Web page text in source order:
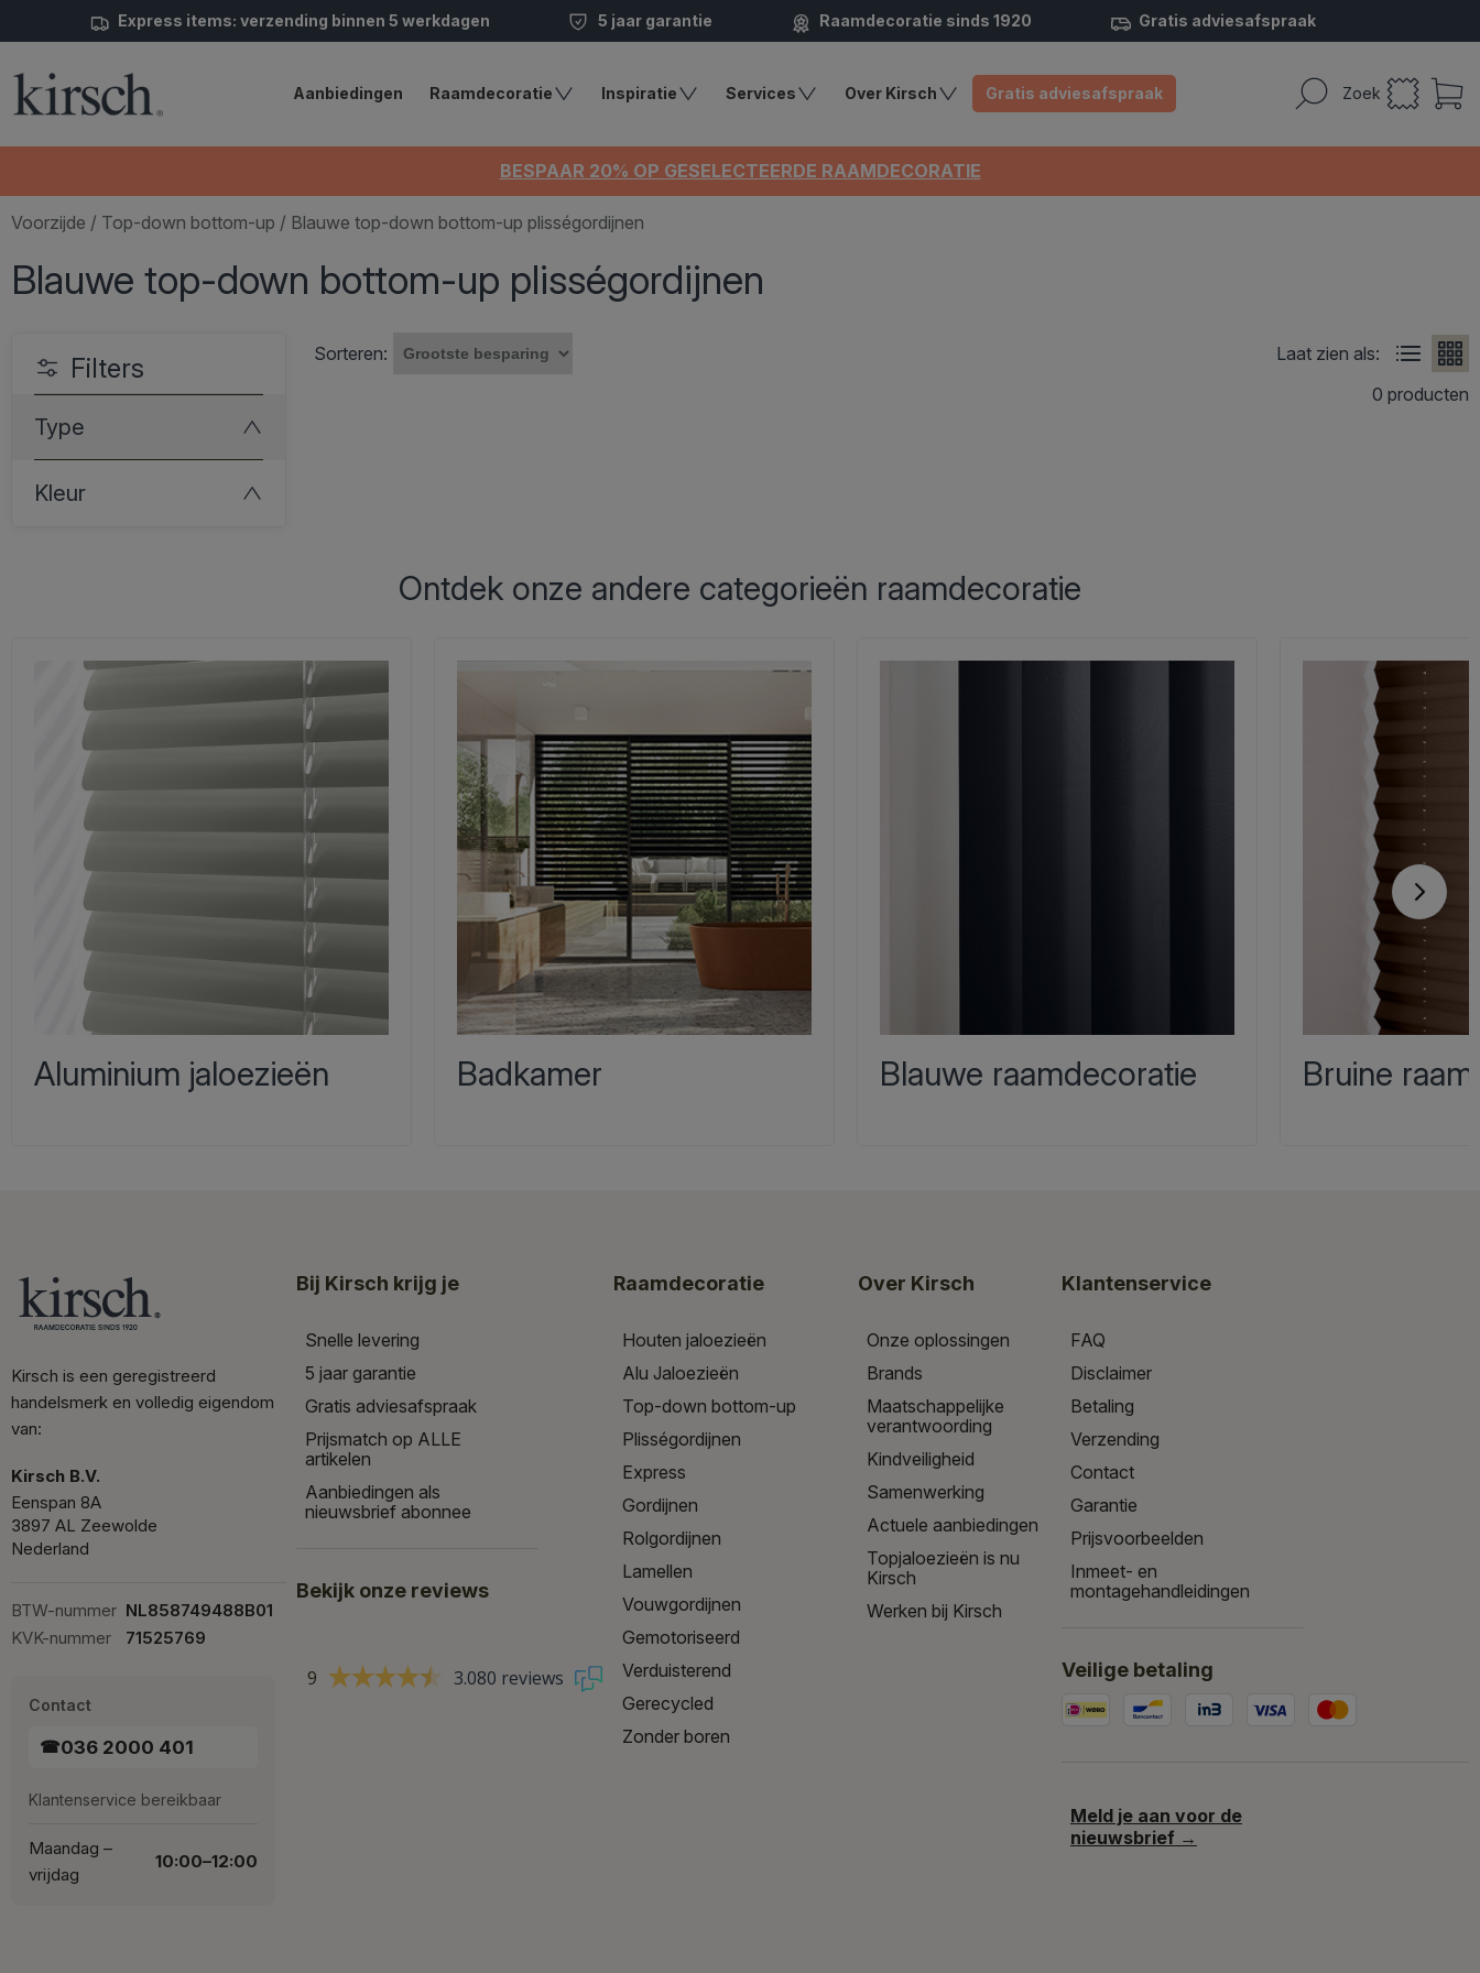
Express items: verzending binnen 5 werkdagen 5 jaar garantie Raamdecoratie sinds 1920 Gratis adviesafspraak
Zoek
Aanbiedingen Raamdecoratie Inspiratie Services Over Kirsch Gratis adviesafspraak
BESPAAR 20% OP GESELECTEERDE RAAMDECORATIE
Voorzijde / Top-down bottom-up / Blauwe top-down bottom-up plisségordijnen
Blauwe top-down bottom-up plisségordijnen
Filters
Type
Kleur
Sorteren:
Laat zien als:
0 producten
Ontdek onze andere categorieën raamdecoratie
Aluminium jaloezieën Badkamer Blauwe raamdecoratie Bruine
Kirsch is een geregistreerd
handelsmerk en volledig eigendom
van:
Kirsch B.V.
Eenspan 8A
3897 AL Zeewolde
Nederland
BTW-nummer NL858749488B01
KVK-nummer
71525769
Contact
☎036 2000 401
Klantenservice bereikbaar
Maandag –
vrijdag
10:00–12:00
Bij Kirsch krijg je
Snelle levering
5 jaar garantie
Gratis adviesafspraak
Prijsmatch op ALLE
artikelen
Aanbiedingen als
nieuwsbrief abonnee
Bekijk onze reviews
9 3.080 reviews
Raamdecoratie
Houten jaloezieën
Alu Jaloezieën
Top-down bottom-up
Plisségordijnen
Express
Gordijnen
Rolgordijnen
Lamellen
Vouwgordijnen
Gemotoriseerd
Verduisterend
Gerecycled
Zonder boren
Over Kirsch
Onze oplossingen
Brands
Maatschappelijke
verantwoording
Kindveiligheid
Samenwerking
Actuele aanbiedingen
Topjaloezieën is nu
Kirsch
Werken bij Kirsch
Klantenservice
FAQ
Disclaimer
Betaling
Verzending
Contact
Garantie
Prijsvoorbeelden
Inmeet- en
montagehandleidingen
Veilige betaling
Meld je aan voor de
nieuwsbrief →